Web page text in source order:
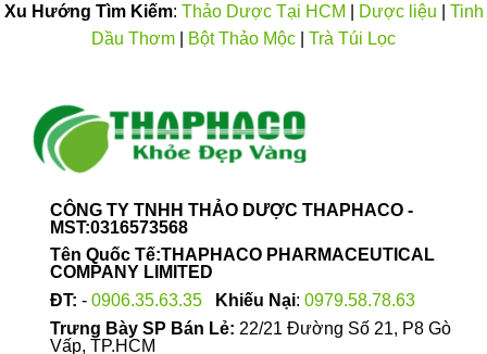
nhiều
biến
tùy
chọn
có
được
chọn
trên
trang
sản
Xu Hướng Tìm Kiếm: Thảo Dược Tại HCM Dược liệu
Tinh
Dầu Thơm
Bột Thảo Mộc Trà Túi Lọc
CÔNG TY TNHH THẢO DƯỢC THAPHACO -
MST:0316573568
Tên Quốc Tế:THAPHACO PHARMACEUTICAL
COMPANY LIMITED
ĐT: - 0906.35.63.35 Khiếu Nại: 0979.58.78.63
Trưng Bày SP Bán Lẻ: 22/21 Đường Số 21, P8 Gò
Vấp, TP.HCM